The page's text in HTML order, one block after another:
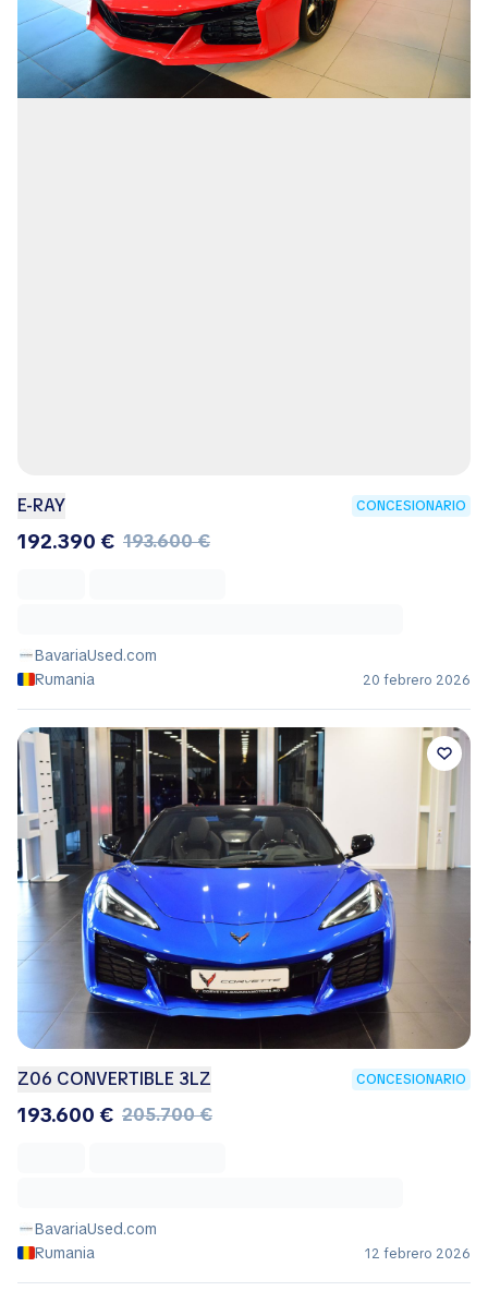
E-RAY CONCESIONARIO
192.390 € 193.600 €
BavariaUsed.com
Rumania
20 febrero 2026
Z06 CONVERTIBLE 3LZ CONCESIONARIO
193.600 € 205.700 €
BavariaUsed.com
Rumania
12 febrero 2026